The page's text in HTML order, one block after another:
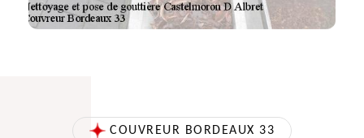
COUVREUR BORDEAUX 33